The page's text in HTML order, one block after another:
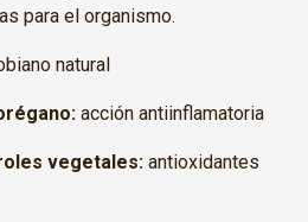
para el organismo.
natural
acción antiinflamatoria
vegetales: antioxidantes